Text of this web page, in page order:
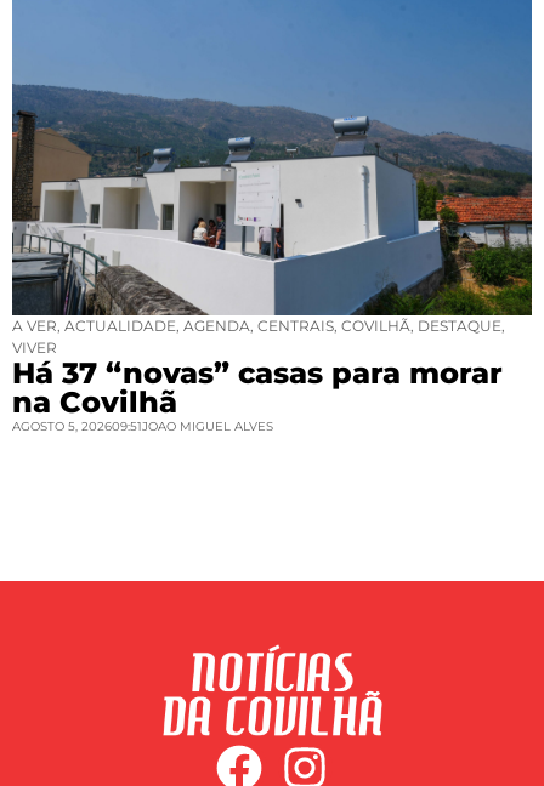
A VER, ACTUALIDADE, AGENDA, CENTRAIS, COVILHÃ, DESTAQUE,
VIVER
Há 37 “novas” casas para morar
na Covilhã
AGOSTO 5, 202609:51JOAO MIGUEL ALVES